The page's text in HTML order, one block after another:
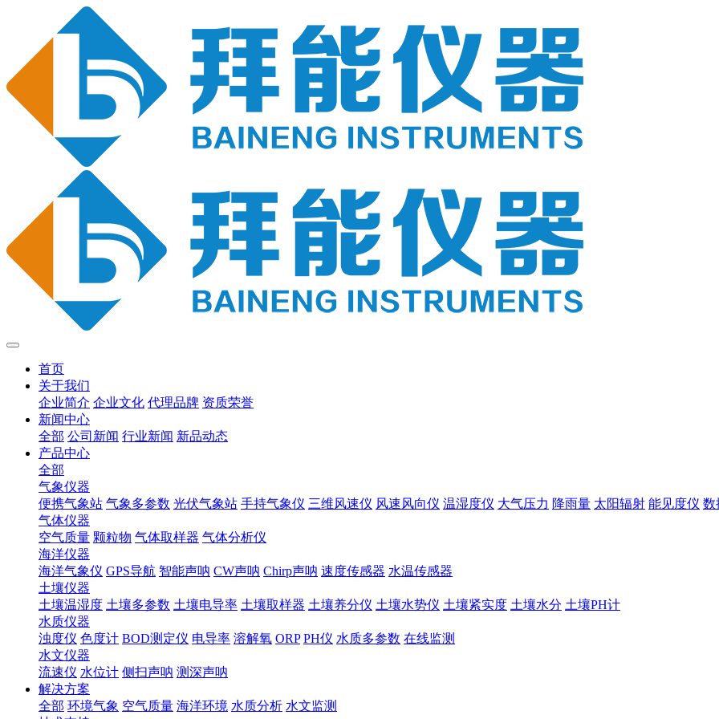
首页
关于我们
企业简介 企业文化 代理品牌 资质荣誉
新闻中心
全部 公司新闻 行业新闻 新品动态
产品中心
全部
气象仪器
便携气象站 气象多参数 光伏气象站 手持气象仪 三维风速仪 风速风向仪 温湿度仪 大气压力 降雨量 太阳辐射 能见度仪 数
气体仪器
空气质量 颗粒物 气体取样器 气体分析仪
海洋仪器
海洋气象仪 GPS导航 智能声呐 CW声呐 Chirp声呐 速度传感器 水温传感器
土壤仪器
土壤温湿度 土壤多参数 土壤电导率 土壤取样器 土壤养分仪 土壤水势仪 土壤紧实度 土壤水分 土壤PH计
水质仪器
浊度仪 色度计 BOD测定仪 电导率 溶解氧 ORP PH仪 水质多参数 在线监测
水文仪器
流速仪 水位计 侧扫声呐 测深声呐
解决方案
全部 环境气象 空气质量 海洋环境 水质分析 水文监测